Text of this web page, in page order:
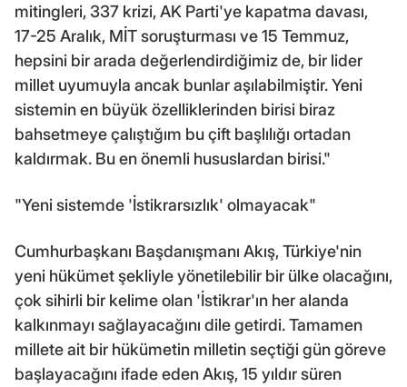
mitingleri, 337 krizi, AK Parti'ye kapatma davası,
17-25 Aralık, MİT soruşturması ve 15 Temmuz,
hepsini bir arada değerlendirdiğimiz de, bir lider
millet uyumuyla ancak bunlar aşılabilmiştir. Yeni
sistemin en büyük özelliklerinden birisi biraz
bahsetmeye çalıştığım bu çift başlılığı ortadan
kaldırmak. Bu en önemli hususlardan birisi."
"Yeni sistemde 'İstikrarsızlık' olmayacak"
Cumhurbaşkanı Başdanışmanı Akış, Türkiye'nin
yeni hükümet şekliyle yönetilebilir bir ülke olacağını,
çok sihirli bir kelime olan 'İstikrar'ın her alanda
kalkınmayı sağlayacağını dile getirdi. Tamamen
millete ait bir hükümetin milletin seçtiği gün göreve
başlayacağını ifade eden Akış, 15 yıldır süren